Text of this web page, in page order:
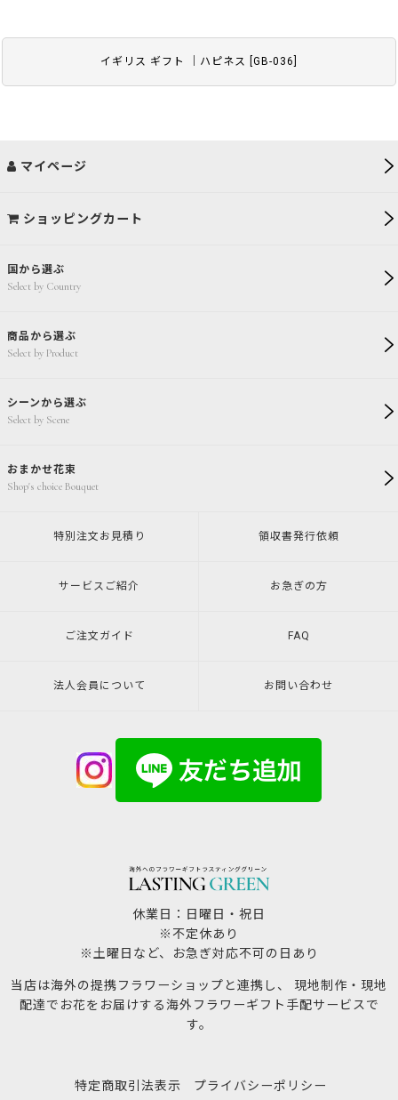
イギリス ギフト ｜ハピネス GB-036
国から選ぶ
Select by Country
商品から選ぶ
Select by Product
シーンから選ぶ
Select by Scene
おまかせ花束
Shop's choice Bouquet
マイページ
ショッピングカート
特別注文 お見積り 領収書発行依頼
サービスご紹介 お急ぎの方
ご注文ガイド FAQ
法人会員について お問い合わせ
休業日：日曜日・祝日
※不定休あり
※土曜日など、お急ぎ対応不可の日あり
当店は海外の提携フラワーショップと連携し、 現地制作・現地
配達でお花をお届けする海外フラワーギフト手配サービスで
す。
特定商取引法表示 プライバシーポリシー